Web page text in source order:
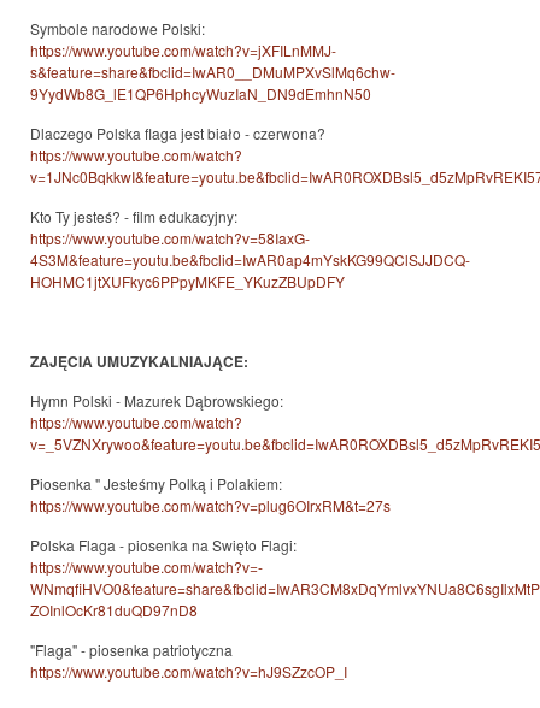
Symbole narodowe Polski:
https://www.youtube.com/watch?v=jXFILnMMJ-
s&feature=share&fbclid=IwAR0__DMuMPXvSlMq6chw-
9YydWb8G_lE1QP6HphcyWuzIaN_DN9dEmhnN50
Dlaczego Polska flaga jest biało - czerwona?
https://www.youtube.com/watch?
Kto Ty jesteś? - film edukacyjny:
https://www.youtube.com/watch?v=58IaxG-
4S3M&feature=youtu.be&fbclid=IwAR0ap4mYskKG99QClSJJDCQ-
HOHMC1jtXUFkyc6PPpyMKFE_YKuzZBUpDFY
ZAJĘCIA UMUZYKALNIAJĄCE:
Hymn Polski - Mazurek Dąbrowskiego:
https://www.youtube.com/watch?
Piosenka " Jesteśmy Polką i Polakiem:
https://www.youtube.com/watch?v=plug6OIrxRM&t=27s
Polska Flaga - piosenka na Swięto Flagi:
https://www.youtube.com/watch?v=-
ZOInlOcKr81duQD97nD8
"Flaga" - piosenka patriotyczna
https://www.youtube.com/watch?v=hJ9SZzcOP_I